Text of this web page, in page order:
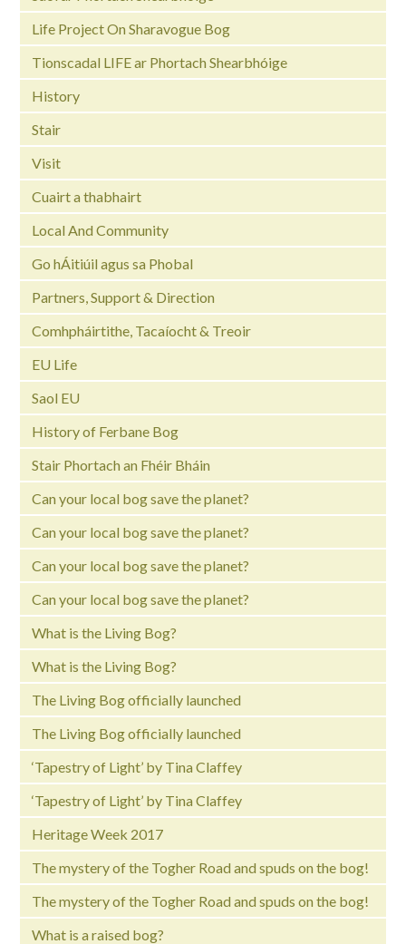
Life Project On Sharavogue Bog
Tionscadal LIFE ar Phortach Shearbhóige
History
Stair
Visit
Cuairt a thabhairt
Local And Community
Go hÁitiúil agus sa Phobal
Partners, Support & Direction
Comhpháirtithe, Tacaíocht & Treoir
EU Life
Saol EU
History of Ferbane Bog
Stair Phortach an Fhéir Bháin
Can your local bog save the planet?
Can your local bog save the planet?
Can your local bog save the planet?
Can your local bog save the planet?
What is the Living Bog?
What is the Living Bog?
The Living Bog officially launched
The Living Bog officially launched
‘Tapestry of Light’ by Tina Claffey
‘Tapestry of Light’ by Tina Claffey
Heritage Week 2017
The mystery of the Togher Road and spuds on the bog!
The mystery of the Togher Road and spuds on the bog!
What is a raised bog?